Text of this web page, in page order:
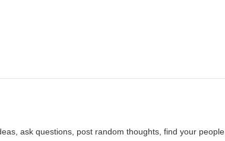
ask questions, post random thoughts, find your people